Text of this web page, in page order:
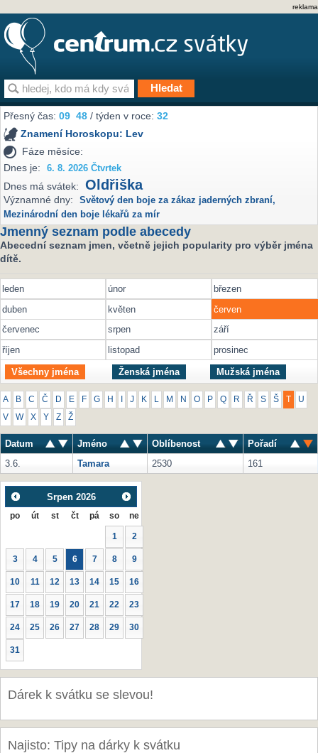
reklama
Přesný čas:09 48 / týden v roce:32
Znamení Horoskopu: Lev
Fáze měsíce:
Dnes je:
6. 8. 2026 Čtvrtek
Dnes má svátek: Oldřiška
Významné dny: Světový den boje za zákaz jaderných zbraní,
Mezinárodní den boje lékařů za mír
Jmenný seznam podle abecedy
Abecední seznam jmen, včetně jejich popularity pro výběr jména
dítě.
leden únor
březen
duben
květen
červen
červenec
srpen
září
říjen
listopad prosinec
Všechny jména Ženská jména Mužská jména
A B C Č D E F G H J K M N O P Q R Ř S Š U
V W X Y Z Ž
Datum Jméno Oblíbenost
Pořadí
3.6.
Tamara 2530 161
Srpen 2026
po út st čt pá so ne
1 2
3 4 5 6 7 8 9
10 11 12 13 14 15 16
17 18 19 20 21 22 23
24 25 26 27 28 29 30
31
Dárek k svátku se slevou!
Najisto: Tipy na dárky k svátku